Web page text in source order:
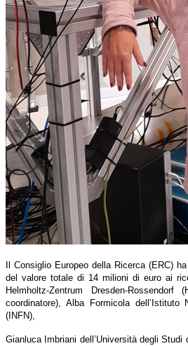
Il Consiglio Europeo della Ricerca (ERC)
del valore totale di 14 milioni di euro ai
Helmholtz-Zentrum Dresden-
coordinatore), Alba Formicola
(INFN),
Gianluca Imbriani dell’Università degli